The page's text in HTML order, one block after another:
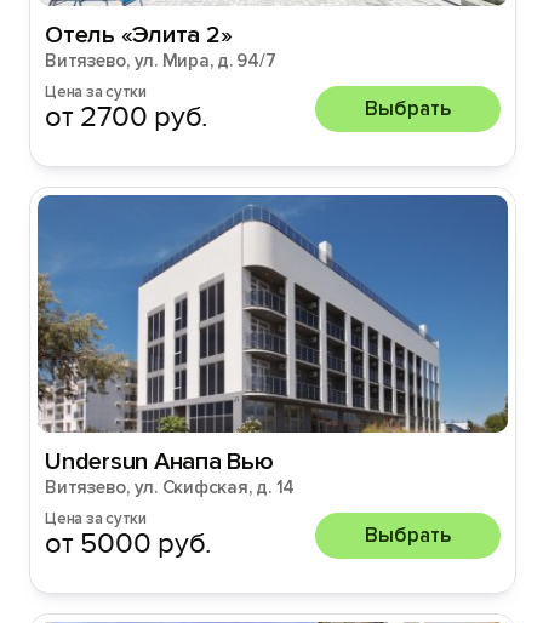
Отель «Элита 2»
Витязево, ул. Мира, д. 94/7
Цена за сутки
от 2700 руб. Выбрать
Undersun Анапа Вью
Витязево, ул. Скифская, д. 14
Цена за сутки
от 5000 руб. Выбрать